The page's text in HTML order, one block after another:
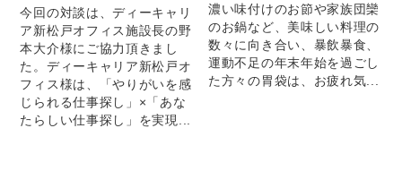
今回の対談は、ディーキャリ
ア新松戸オフィス施設長の野
本大介様にご協力頂きまし
た。ディーキャリア新松戸オ
フィス様は、「やりがいを感
じられる仕事探し」×「あな
たらしい仕事探し」を実現...
濃い味付けのお節や家族団欒
のお鍋など、美味しい料理の
数々に向き合い、暴飲暴食、
運動不足の年末年始を過ごし
た方々の胃袋は、お疲れ気...